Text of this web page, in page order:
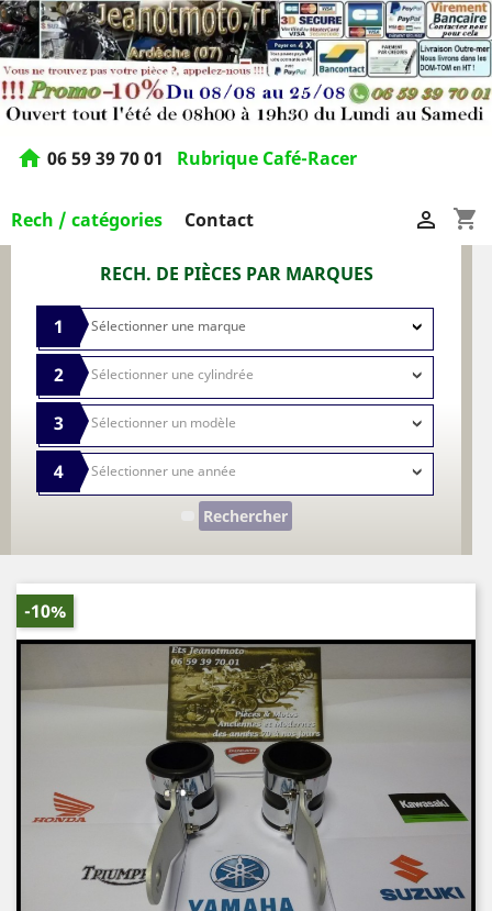
home 06 59 39 70 01 Rubrique Café-Racer
Rech / catégories Contact shopping_cart

RECH. DE PIÈCES PAR MARQUES
1
2
3
4
Rechercher
-10%